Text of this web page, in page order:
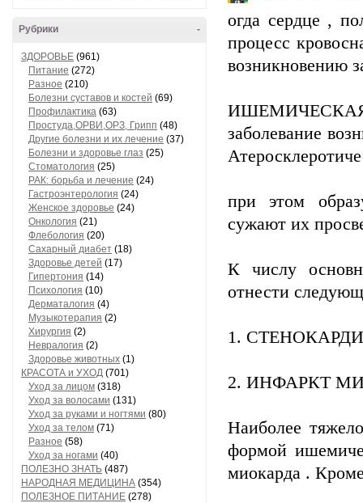
-
Рубрики
ЗДОРОВЬЕ (961)
Питание (272)
Разное (210)
Болезни суставов и костей (69)
Профилактика (63)
Простуда,ОРВИ,ОРЗ, Грипп (48)
Другие болезни и их лечение (37)
Болезни и здоровье глаз (25)
Стоматология (25)
РАК: борьба и лечение (24)
Гастроэнтерология (24)
Женское здоровье (24)
Онкология (21)
Флебология (20)
Сахарный диабет (18)
Здоровье детей (17)
Гипертония (14)
Психология (10)
Дерматалогия (4)
Музыкотерапия (2)
Хирургия (2)
Невралогия (2)
Здоровье животных (1)
КРАСОТА и УХОД (701)
Уход за лицом (318)
Уход за волосами (131)
Уход за руками и ногтями (80)
Уход за телом (71)
Разное (58)
Уход за ногами (40)
ПОЛЕЗНО ЗНАТЬ (487)
НАРОДНАЯ МЕДИЦИНА (354)
ПОЛЕЗНОЕ ПИТАНИЕ (278)
огда сердце ,
процесс
возникновению
ИШЕМИЧЕСКАЯ
заболевание
при этом
сужают их
К числу
отнести
1.
2. ИНФАРКТ
Наиболее
формой
миокарда .